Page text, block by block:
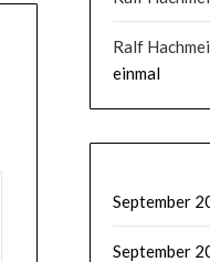
Ralf
einmal
September
September